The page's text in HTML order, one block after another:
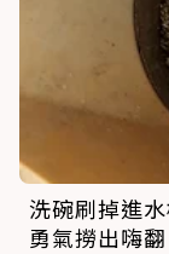
洗碗刷掉進
勇氣撈出嗨